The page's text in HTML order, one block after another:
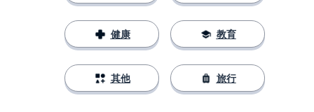
健康
其他
教育
旅行